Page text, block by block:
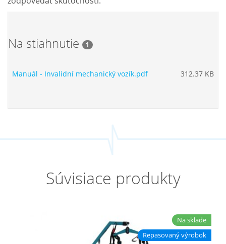
Na stiahnutie 1
Manuál - Invalidní mechanický vozík.pdf 312.37 KB
Súvisiace produkty
Na sklade
Repasovaný výrobok